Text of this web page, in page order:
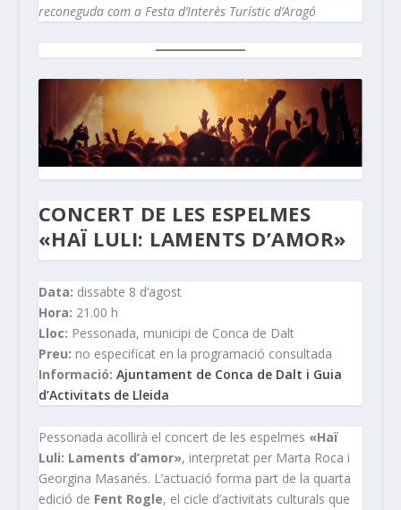
reconeguda com a Festa d’Interès Turístic d’Aragó
CONCERT DE LES ESPELMES
«HAÏ LULI: LAMENTS D’AMOR»
Data: dissabte 8 d’agost
Hora: 21.00 h
Lloc: Pessonada, municipi de Conca de Dalt
Preu: no especificat en la programació consultada
Informació: Ajuntament de Conca de Dalt i Guia
d’Activitats de Lleida
Pessonada acollirà el concert de les espelmes «Haï
Luli: Laments d’amor», interpretat per Marta Roca i
Georgina Masanés. L’actuació forma part de la quarta
edició de Fent Rogle, el cicle d’activitats culturals que